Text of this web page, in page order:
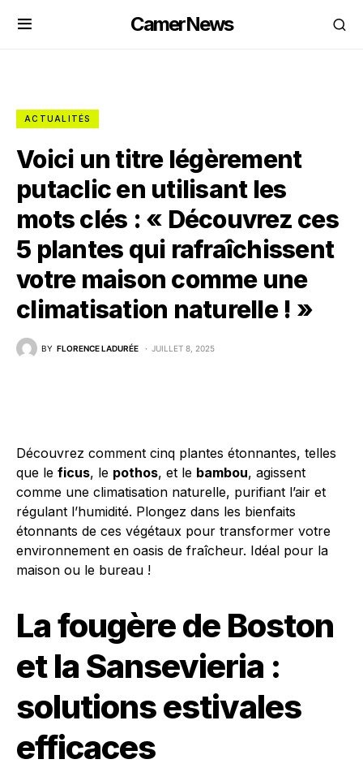
CamerNews
ACTUALITÉS
Voici un titre légèrement
putaclic en utilisant les
mots clés : « Découvrez ces
5 plantes qui rafraîchissent
votre maison comme une
climatisation naturelle ! »
BY FLORENCE LADURÉE JUILLET 8, 2025
Découvrez comment cinq plantes étonnantes, telles
que le ficus, le pothos, et le bambou, agissent
comme une climatisation naturelle, purifiant l’air et
régulant l’humidité. Plongez dans les bienfaits
étonnants de ces végétaux pour transformer votre
environnement en oasis de fraîcheur. Idéal pour la
maison ou le bureau !
La fougère de Boston
et la Sansevieria :
solutions estivales
efficaces